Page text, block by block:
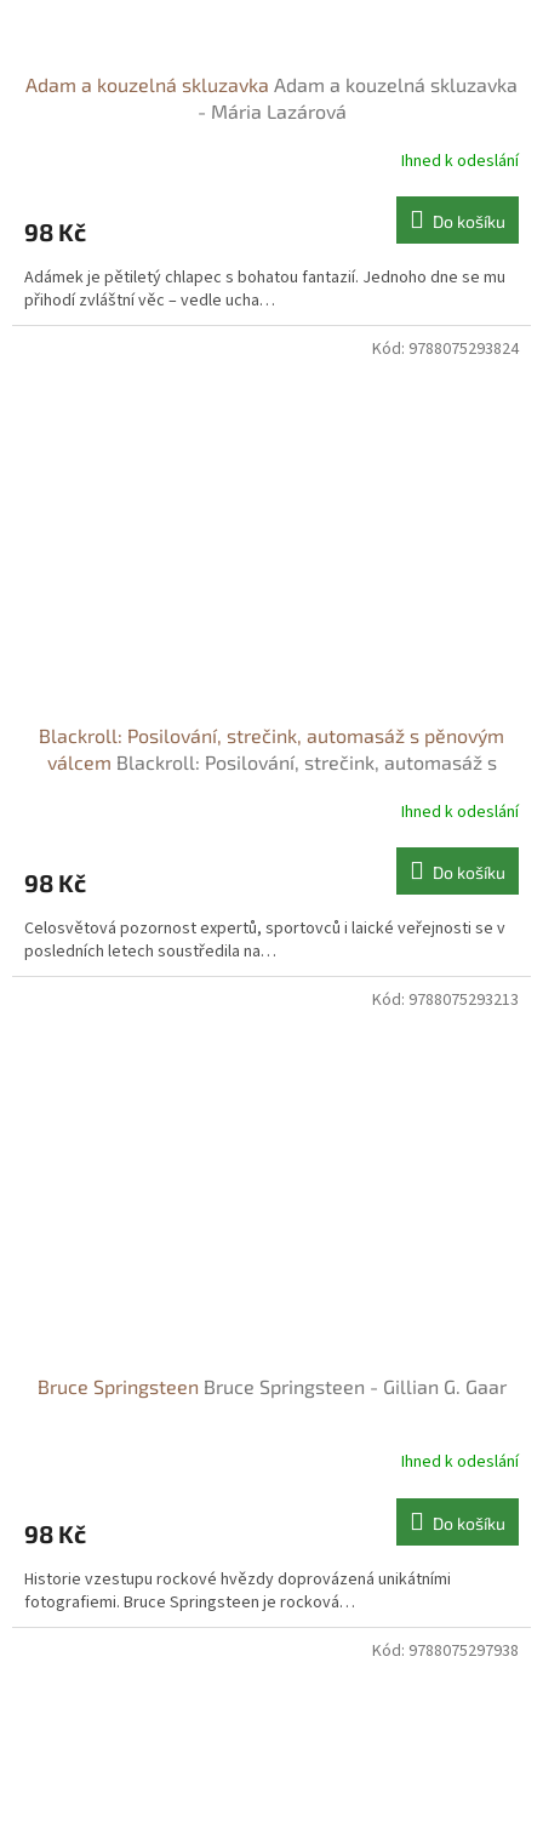
Adam a kouzelná skluzavka Adam a kouzelná skluzavka
- Mária Lazárová
Ihned k odeslání
98 Kč Do košíku
Adámek je pětiletý chlapec s bohatou fantazií. Jednoho dne se mu
přihodí zvláštní věc – vedle ucha…
Blackroll: Posilování, strečink, automasáž s pěnovým
válcem Blackroll: Posilování, strečink, automasáž s
Ihned k odeslání
98 Kč Do košíku
Celosvětová pozornost expertů, sportovců i laické veřejnosti se v
posledních letech soustředila na…
Kód: 9788075293824
Bruce Springsteen Bruce Springsteen - Gillian G. Gaar
Ihned k odeslání
98 Kč Do košíku
Historie vzestupu rockové hvězdy doprovázená unikátními
fotografiemi. Bruce Springsteen je rocková…
Kód: 9788075293213
Kód: 9788075297938